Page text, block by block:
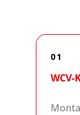
01
WCV-